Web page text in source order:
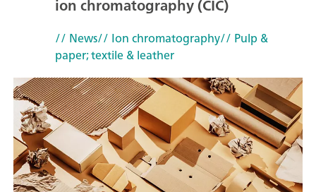
ion chromatography (CIC)
// News// Ion chromatography// Pulp &
paper; textile & leather